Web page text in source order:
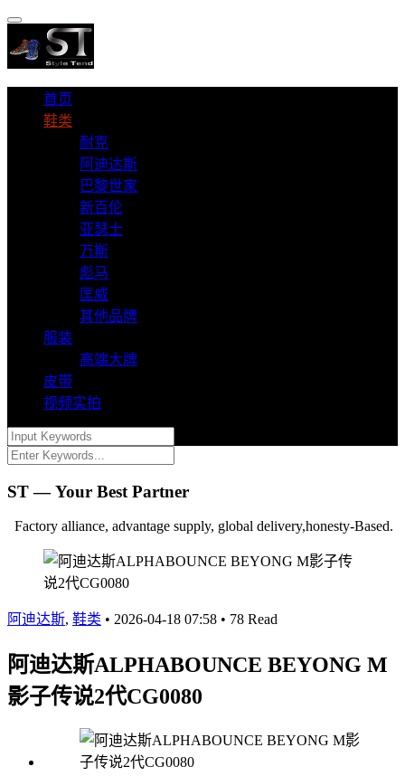
首页
鞋类
耐克
阿迪达斯
巴黎世家
新百伦
亚瑟士
万斯
彪马
匡威
其他品牌
服装
高端大牌
皮带
视频实拍
ST — Your Best Partner
Factory alliance, advantage supply, global delivery,honesty-Based.
阿迪达斯, 鞋类 • 2026-04-18 07:58 • 78 Read
阿迪达斯ALPHABOUNCE BEYONG M
影子传说2代CG0080